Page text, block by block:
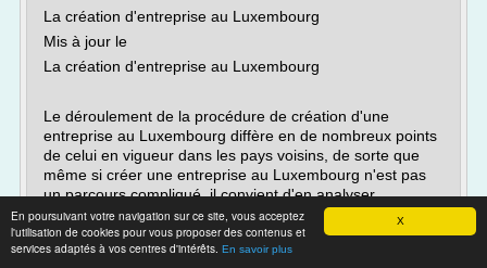
X
En poursuivant votre navigation sur ce site, vous acceptez
l'utilisation de cookies pour vous proposer des contenus et
services adaptés à vos centres d'intérêts. En savoir plus
La création d'entreprise au Luxembourg
Mis à jour le
La création d'entreprise au Luxembourg
Le déroulement de la procédure de création d'une
entreprise au Luxembourg diffère en de nombreux points
de celui en vigueur dans les pays voisins, de sorte que
même si créer une entreprise au Luxembourg n'est pas
un parcours compliqué, il convient d'en analyser
correctement chacune des...
Lire la suite